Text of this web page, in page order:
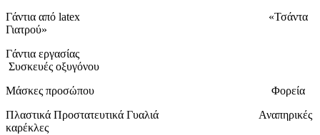
Γάντια από latex «Τσάντα
Γιατρού»
Γάντια εργασίας
Συσκευές οξυγόνου
Μάσκες προσώπου Φορεία
Πλαστικά Προστατευτικά Γυαλιά Αναπηρικές
καρέκλες